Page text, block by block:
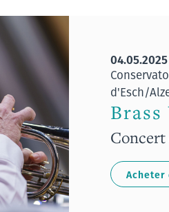
04.05.2025
d'Esch/
Brass